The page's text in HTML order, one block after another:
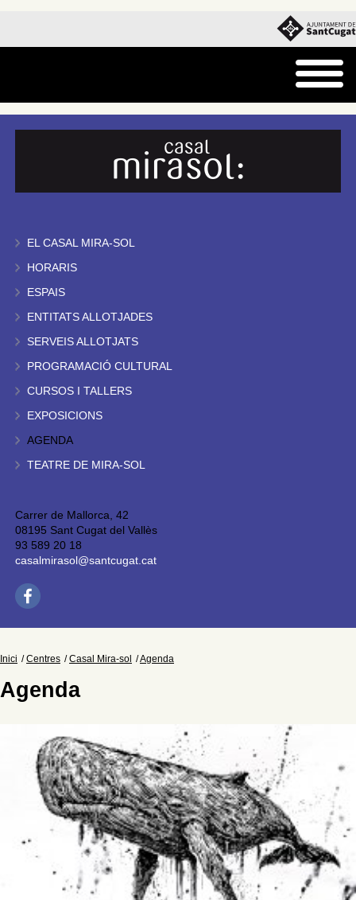
EL CASAL MIRA-SOL
HORARIS
ESPAIS
ENTITATS ALLOTJADES
SERVEIS ALLOTJATS
PROGRAMACIÓ CULTURAL
CURSOS I TALLERS
EXPOSICIONS
AGENDA
TEATRE DE MIRA-SOL
Carrer de Mallorca, 42
08195 Sant Cugat del Vallès
93 589 20 18
casalmirasol@santcugat.cat
Inici Centres Casal Mira-sol Agenda
Agenda